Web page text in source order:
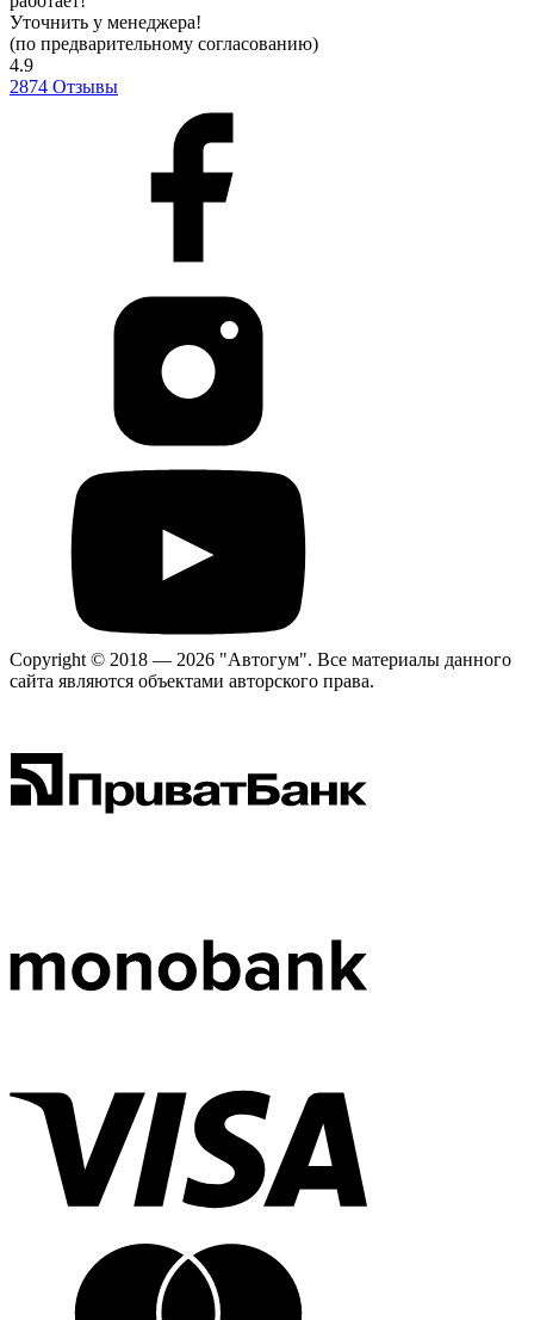
Уточнить у менеджера!
(по предварительному согласованию)
4.9
2874 Отзывы
Copyright © 2018 — 2026 "Автогум". Все материалы данного
сайта являются объектами авторского права.